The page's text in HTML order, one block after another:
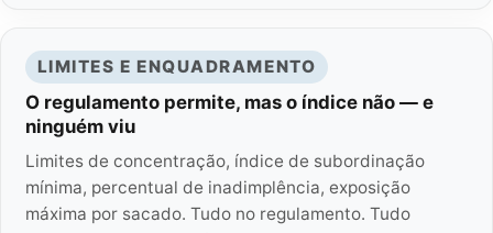
LIMITES E ENQUADRAMENTO
O regulamento permite, mas o índice não — e
ninguém viu
Limites de concentração, índice de subordinação
mínima, percentual de inadimplência, exposição
máxima por sacado. Tudo no regulamento. Tudo